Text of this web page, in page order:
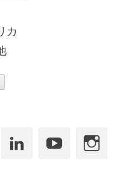
カ
LinkedInYouTube